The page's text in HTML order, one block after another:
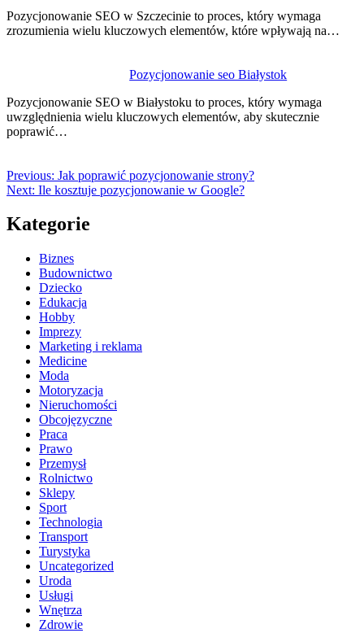
Pozycjonowanie SEO w Szczecinie to proces, który wymaga
zrozumienia wielu kluczowych elementów, które wpływają na…
Pozycjonowanie seo Białystok
Pozycjonowanie SEO w Białystoku to proces, który wymaga
uwzględnienia wielu kluczowych elementów, aby skutecznie
poprawić…
Previous: Jak poprawić pozycjonowanie strony?
Next: Ile kosztuje pozycjonowanie w Google?
Kategorie
Biznes
Budownictwo
Dziecko
Edukacja
Hobby
Imprezy
Marketing i reklama
Medicine
Moda
Motoryzacja
Nieruchomości
Obcojęzyczne
Praca
Prawo
Przemysł
Rolnictwo
Sklepy
Sport
Technologia
Transport
Turystyka
Uncategorized
Uroda
Usługi
Wnętrza
Zdrowie